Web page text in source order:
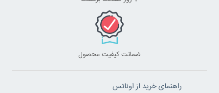
ضمانت کیفیت محصول
راهنمای خرید از اوناتس